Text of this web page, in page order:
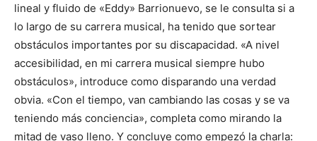
lineal y fluido de «Eddy» Barrionuevo, se le consulta si a
lo largo de su carrera musical, ha tenido que sortear
obstáculos importantes por su discapacidad. «A nivel
accesibilidad, en mi carrera musical siempre hubo
obstáculos», introduce como disparando una verdad
obvia. «Con el tiempo, van cambiando las cosas y se va
teniendo más conciencia», completa como mirando la
mitad de vaso lleno. Y concluye como empezó la charla: